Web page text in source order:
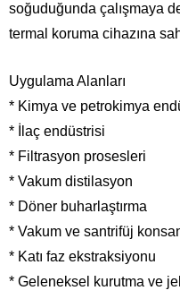
soğuduğunda çalışmaya
termal koruma cihazına
Uygulama Alanları
* Kimya ve petrokimya
* İlaç endüstrisi
* Filtrasyon prosesleri
* Vakum distilasyon
* Döner buharlaştırma
* Vakum ve santrifüj
* Katı faz ekstraksiyonu
* Geleneksel kurutma ve